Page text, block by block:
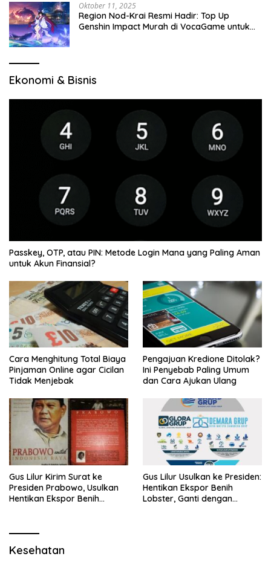
Oktober 11, 2025
Region Nod-Krai Resmi Hadir: Top Up
Genshin Impact Murah di VocaGame untuk
Ekonomi & Bisnis
Passkey, OTP, atau PIN: Metode Login Mana yang Paling Aman
untuk Akun Finansial?
Cara Menghitung Total Biaya
Pinjaman Online agar Cicilan
Tidak Menjebak
Pengajuan Kredione Ditolak?
Ini Penyebab Paling Umum
dan Cara Ajukan Ulang
Gus Lilur Kirim Surat ke
Presiden Prabowo, Usulkan
Hentikan Ekspor Benih
Gus Lilur Usulkan ke Presiden:
Hentikan Ekspor Benih
Lobster, Ganti dengan
Kesehatan